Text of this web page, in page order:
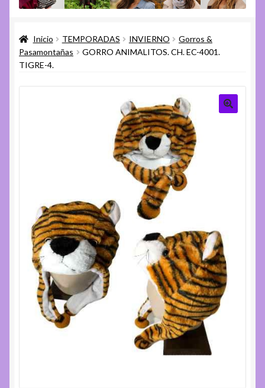
menú
Ayuda
hijo
Inicio TEMPORADAS INVIERNO
Gorros &
Pasamontañas
GORRO ANIMALITOS. CH. EC-4001.
TIGRE-4.